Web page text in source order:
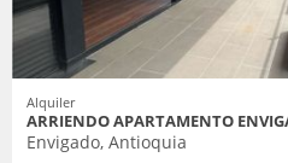
Alquiler
ARRIENDO APARTAMENTO
Envigado, Antioquia